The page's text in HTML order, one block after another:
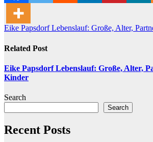
Post
navigation
Eike Papsdorf Lebenslauf: Große, Alter,
Related Post
Eike Papsdorf Lebenslauf: Große, Alter,
Kinder
Search
Search
Recent Posts